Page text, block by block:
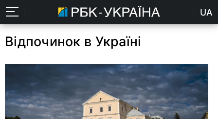
UA
Відпочинок в Україні